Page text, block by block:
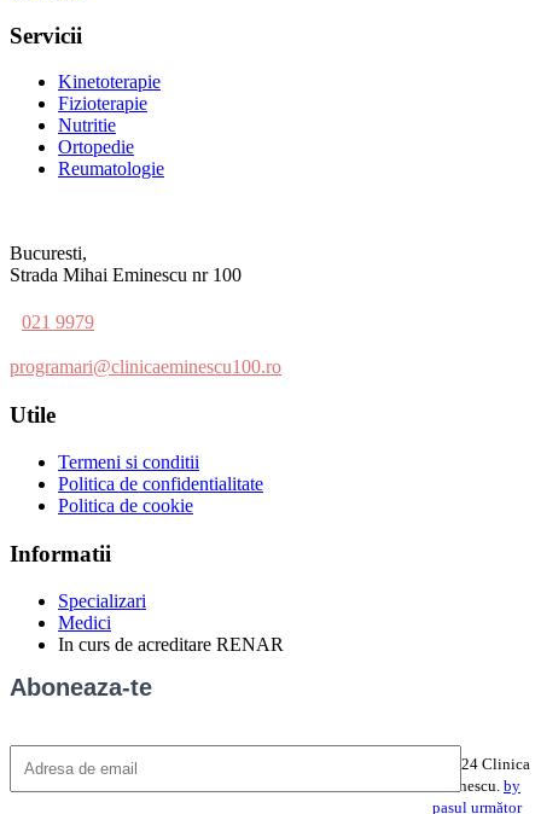
Servicii
Kinetoterapie
Fizioterapie
Nutritie
Ortopedie
Reumatologie
Bucuresti,
Strada Mihai Eminescu nr 100
021 9979
programari@clinicaeminescu100.ro
Utile
Termeni si conditii
Politica de confidentialitate
Politica de cookie
Informatii
Specializari
Medici
In curs de acreditare RENAR
Aboneaza-te
©2024 Clinica
Eminescu. by
pasul următor